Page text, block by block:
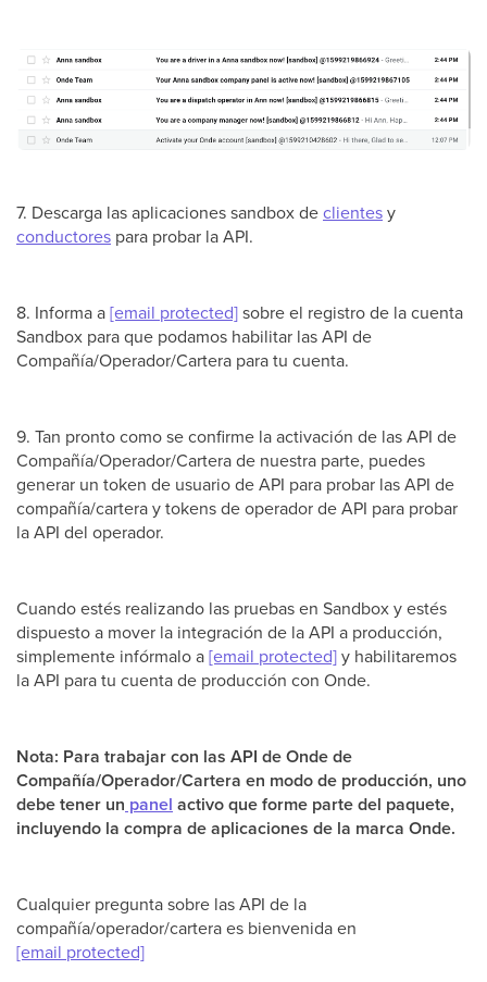
7. Descarga las aplicaciones sandbox declientesy
conductores para probar la API.
8. Informa a[email protected]sobre el registro de la cuenta
Sandbox para que podamos habilitar las API de
Compañía/Operador/Cartera para tu cuenta.
9. Tan pronto como se confirme la activación de las API de
Compañía/Operador/Cartera de nuestra parte, puedes
generar un token de usuario de API para probar las API de
compañía/cartera y tokens de operador de API para probar
la API del operador.
Cuando estés realizando las pruebas en Sandbox y estés
dispuesto a mover la integración de la API a producción,
simplemente infórmalo a[email protected]y habilitaremos
la API para tu cuenta de producción con Onde.
Nota: Para trabajar con las API de Onde de
Compañía/Operador/Cartera en modo de producción, uno
debe tener un panel activo que forme parte del paquete,
incluyendo la compra de aplicaciones de la marca Onde.
Cualquier pregunta sobre las API de la
compañía/operador/cartera es bienvenida en
[email protected]